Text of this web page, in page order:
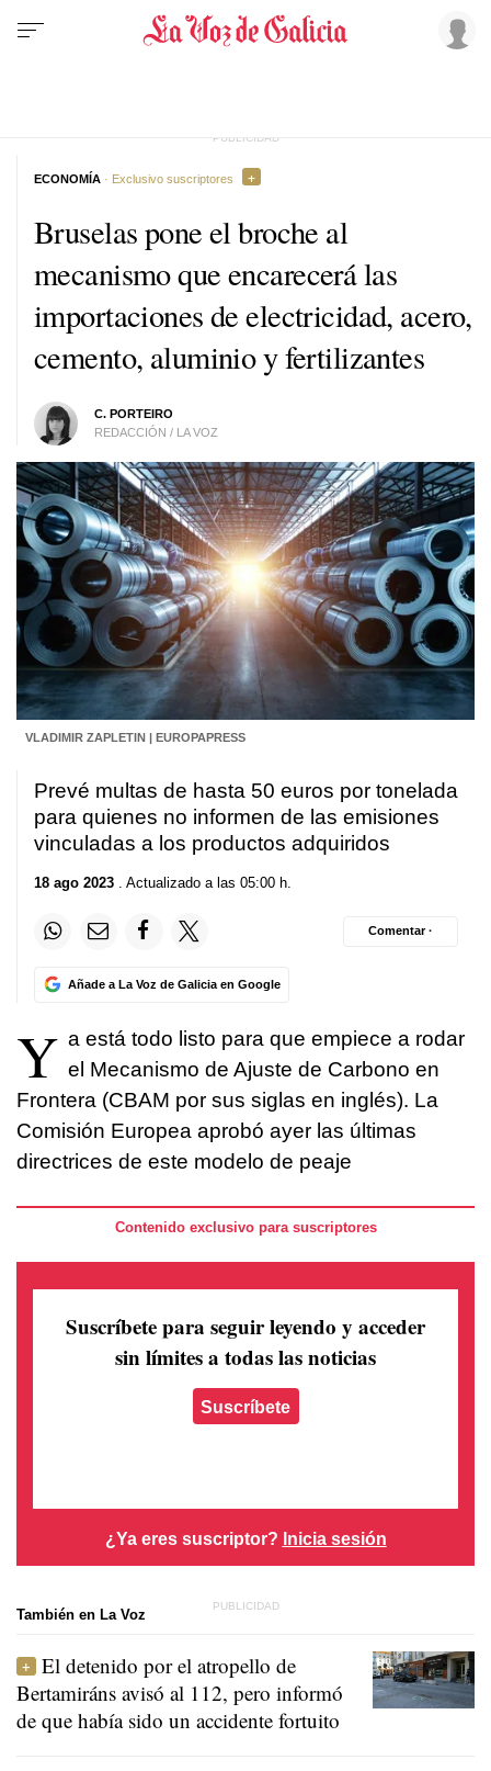
Bruselas pone el broche al
mecanismo que encarecerá las
importaciones de electricidad, acero,
cemento, aluminio y fertilizantes
C. PORTEIRO
REDACCIÓN / LA VOZ
ECONOMÍA · Exclusivo suscriptores
VLADIMIR ZAPLETIN | EUROPAPRESS
Prevé multas de hasta 50 euros por tonelada
para quienes no informen de las emisiones
vinculadas a los productos adquiridos
18 ago 2023 . Actualizado a las 05:00 h.
Añade a La Voz de Galicia en Google
Comentar ·
Y a está todo listo para que empiece a rodar
el Mecanismo de Ajuste de Carbono en
Frontera (CBAM por sus siglas en inglés). La
Comisión Europea aprobó ayer las últimas
directrices de este modelo de peaje
Contenido exclusivo para suscriptores
Suscríbete para seguir leyendo y acceder
sin límites a todas las noticias
Suscríbete
¿Ya eres suscriptor? Inicia sesión
También en La Voz
El detenido por el atropello de
Bertamiráns avisó al 112, pero informó
de que había sido un accidente fortuito